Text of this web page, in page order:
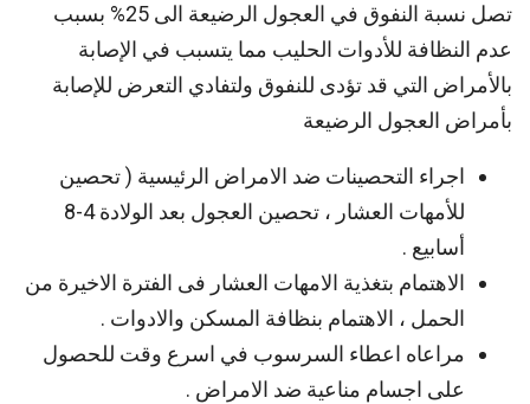
تصل نسبة النفوق في العجول الرضيعة الى 25% بسبب
عدم النظافة للأدوات الحليب مما يتسبب في الإصابة
بالأمراض التي قد تؤدى للنفوق ولتفادي التعرض للإصابة
بأمراض العجول الرضيعة
اجراء التحصينات ضد الامراض الرئيسية ( تحصين
للأمهات العشار ، تحصين العجول بعد الولادة 4-8
أسابيع .
الاهتمام بتغذية الامهات العشار فى الفترة الاخيرة من
الحمل ، الاهتمام بنظافة المسكن والادوات .
مراعاه اعطاء السرسوب في اسرع وقت للحصول
على اجسام مناعية ضد الامراض .